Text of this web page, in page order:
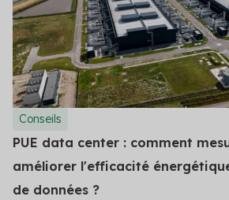
Conseils
PUE data center : comment
améliorer l'efficacité
de données ?